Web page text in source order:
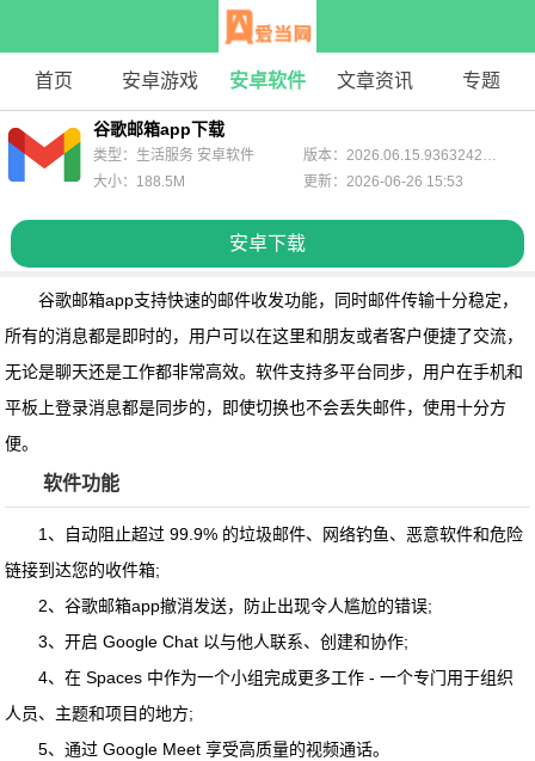
首页 安卓游戏 安卓软件 文章资讯 专题
谷歌邮箱app下载
安卓下载
类型：生活服务 安卓软件
版本：2026.06.15.936324202.Release
大小：188.5M
更新：2026-06-26 15:53
谷歌邮箱app支持快速的邮件收发功能，同时邮件传输十分稳定，
所有的消息都是即时的，用户可以在这里和朋友或者客户便捷了交流，
无论是聊天还是工作都非常高效。软件支持多平台同步，用户在手机和
平板上登录消息都是同步的，即使切换也不会丢失邮件，使用十分方
便。
软件功能
1、自动阻止超过 99.9% 的垃圾邮件、网络钓鱼、恶意软件和危险
链接到达您的收件箱;
2、谷歌邮箱app撤消发送，防止出现令人尴尬的错误;
3、开启 Google Chat 以与他人联系、创建和协作;
4、在 Spaces 中作为一个小组完成更多工作 - 一个专门用于组织
人员、主题和项目的地方;
5、通过 Google Meet 享受高质量的视频通话。